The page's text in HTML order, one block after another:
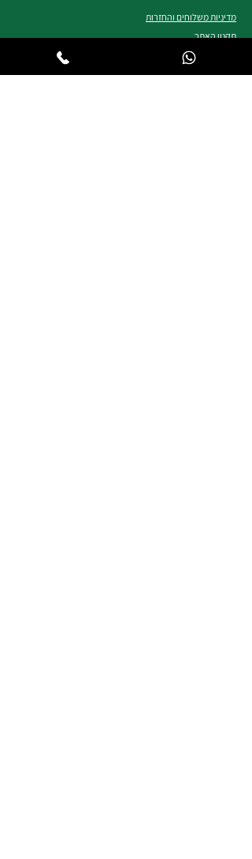
מדיניות משלוחים והחזרות
תקנון האתר
שיטות תשלום
שאלות ותשובות